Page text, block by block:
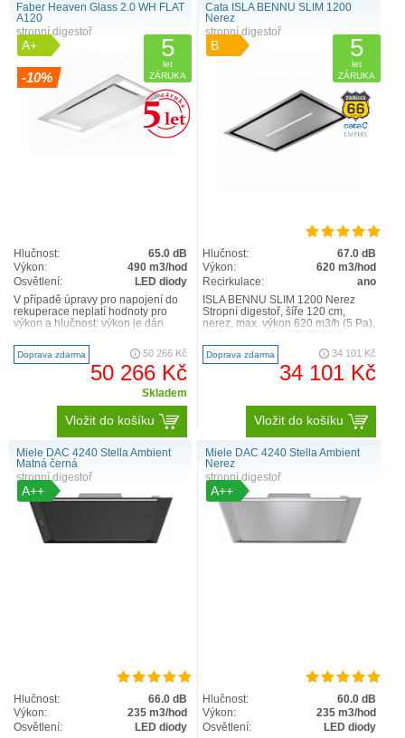
Faber Heaven Glass 2.0 WH FLAT
A120
stropní digestoř
A+
-10%
5
let
ZÁRUKA
Hlučnost:
65.0 dB
Výkon:
490 m3/hod
Osvětlení:
LED diody
V případě úpravy pro napojení do
rekuperace neplatí hodnoty pro
výkon a hlučnost: výkon je dán
hlučnost odpovídá hlučn..
Doprava zdarma 50 266 Kč
50 266 Kč
Skladem
Vložit do košíku
Cata ISLA BENNU SLIM 1200
Nerez
stropní digestoř
B 5
let
ZÁRUKA
Hlučnost:
67.0 dB
Výkon:
620 m3/hod
Recirkulace:
ano
ISLA BENNU SLIM 1200 Nerez
Stropní digestoř, šíře 120 cm,
nerez, max. výkon 620 m3/h (5 Pa),
rychlosti + TURBO, kovové..
Doprava zdarma 34 101 Kč
34 101 Kč
Vložit do košíku
Miele DAC 4240 Stella Ambient
Matná černá
stropní digestoř
A++
Hlučnost:
66.0 dB
Výkon:
235 m3/hod
Osvětlení:
LED diody
Miele DAC 4240 Stella Ambient
Nerez
stropní digestoř
A++
Hlučnost:
60.0 dB
Výkon:
235 m3/hod
Osvětlení:
LED diody